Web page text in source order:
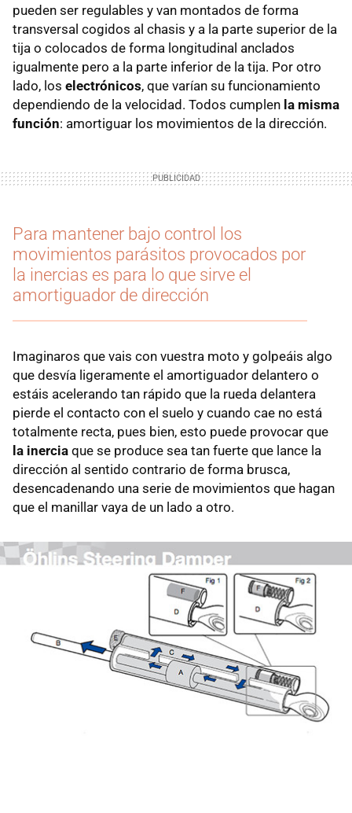
pueden ser regulables y van montados de forma
transversal cogidos al chasis y a la parte superior de la
tija o colocados de forma longitudinal anclados
igualmente pero a la parte inferior de la tija. Por otro
lado, los electrónicos, que varían su funcionamiento
dependiendo de la velocidad. Todos cumplen la misma
función: amortiguar los movimientos de la dirección.
Para mantener bajo control los
movimientos parásitos provocados por
la inercias es para lo que sirve el
amortiguador de dirección
Imaginaros que vais con vuestra moto y golpeáis algo
que desvía ligeramente el amortiguador delantero o
estáis acelerando tan rápido que la rueda delantera
pierde el contacto con el suelo y cuando cae no está
totalmente recta, pues bien, esto puede provocar que
la inercia que se produce sea tan fuerte que lance la
dirección al sentido contrario de forma brusca,
desencadenando una serie de movimientos que hagan
que el manillar vaya de un lado a otro.